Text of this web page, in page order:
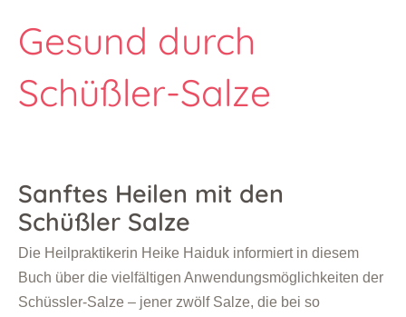
Gesund durch
Schüßler-Salze
Sanftes Heilen mit den
Schüßler Salze
Die Heilpraktikerin Heike Haiduk informiert in diesem
Buch über die vielfältigen Anwendungsmöglichkeiten der
Schüssler-Salze – jener zwölf Salze, die bei so